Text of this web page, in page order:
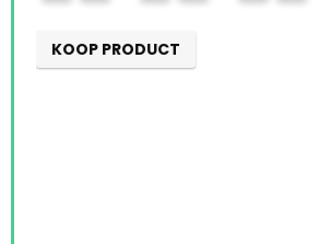
KOOP PRODUCT